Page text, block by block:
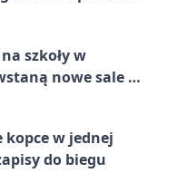
szkoły w
nowe sale i
kopce w jednej
do biegu